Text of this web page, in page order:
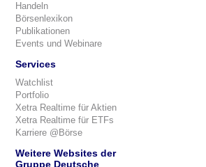
Handeln
Börsenlexikon
Publikationen
Events und Webinare
Services
Watchlist
Portfolio
Xetra Realtime für Aktien
Xetra Realtime für ETFs
Karriere @Börse
Weitere Websites der
Gruppe Deutsche